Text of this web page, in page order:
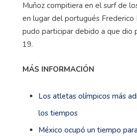
Muñoz compitiera en el surf de
en lugar del portugués Frederico
pudo participar debido a que dio
19.
MÁS INFORMACIÓN
Los atletas olímpicos más
los tiempos
México ocupó un tiempo